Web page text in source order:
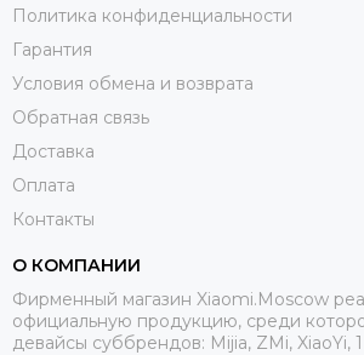
Политика конфиденциальности
Гарантия
Условия обмена и возврата
Обратная связь
Доставка
Оплата
Контакты
О КОМПАНИИ
Фирменный магазин Xiaomi.Moscow
официальную продукцию, среди
девайсы суббрендов: Mijia, ZMi, XiaoYi,